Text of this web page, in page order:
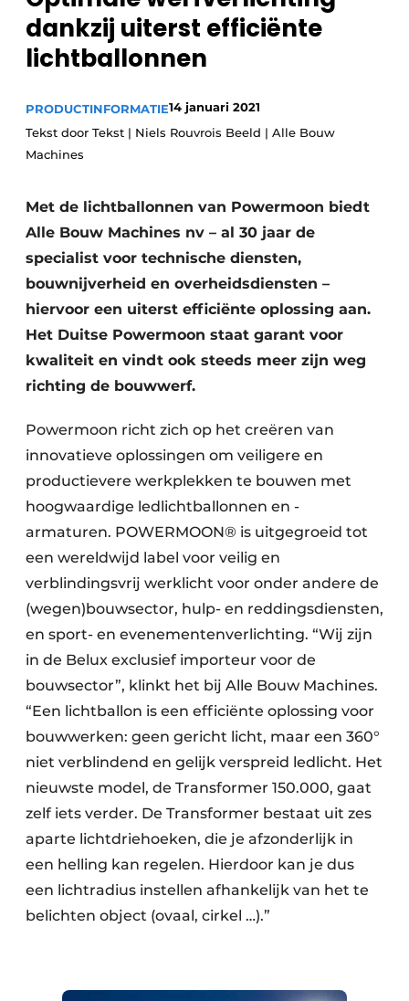
Privacy / Cookie statement
Vacature aanmelden
Vacatures
Video’s
dankzij uiterst efficiënte
lichtballonnen
PRODUCTINFORMATIE14 januari 2021
Tekst door Tekst | Niels Rouvrois Beeld | Alle Bouw
Machines
Met de lichtballonnen van Powermoon biedt
Alle Bouw Machines nv – al 30 jaar de
specialist voor technische diensten,
bouwnijverheid en overheidsdiensten –
hiervoor een uiterst efficiënte oplossing aan.
Het Duitse Powermoon staat garant voor
kwaliteit en vindt ook steeds meer zijn weg
richting de bouwwerf.
Powermoon richt zich op het creëren van
innovatieve oplossingen om veiligere en
productievere werkplekken te bouwen met
hoogwaardige ledlichtballonnen en -
armaturen. POWERMOON® is uitgegroeid tot
een wereldwijd label voor veilig en
verblindingsvrij werklicht voor onder andere de
(wegen)bouwsector, hulp- en reddingsdiensten,
en sport- en evenementenverlichting. “Wij zijn
in de Belux exclusief importeur voor de
bouwsector”, klinkt het bij Alle Bouw Machines.
“Een lichtballon is een efficiënte oplossing voor
bouwwerken: geen gericht licht, maar een 360°
niet verblindend en gelijk verspreid ledlicht. Het
nieuwste model, de Transformer 150.000, gaat
zelf iets verder. De Transformer bestaat uit zes
aparte lichtdriehoeken, die je afzonderlijk in
een helling kan regelen. Hierdoor kan je dus
een lichtradius instellen afhankelijk van het te
belichten object (ovaal, cirkel …).”